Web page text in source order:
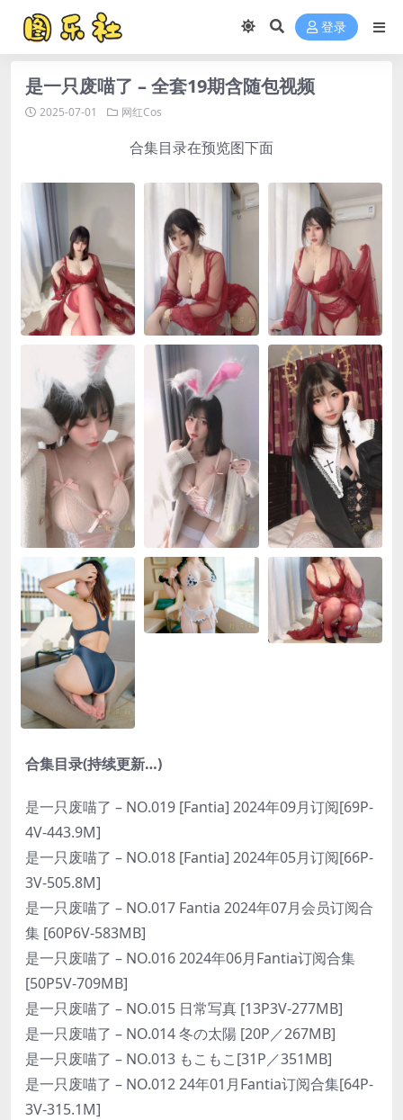
登录
是一只废喵了 – 全套19期含随包视频
2025-07-01 网红Cos
合集目录在预览图下面
合集目录(持续更新…)
是一只废喵了 – NO.019 [Fantia] 2024年09月订阅[69P-
4V-443.9M]
是一只废喵了 – NO.018 [Fantia] 2024年05月订阅[66P-
3V-505.8M]
是一只废喵了 – NO.017 Fantia 2024年07月会员订阅合
集 [60P6V-583MB]
是一只废喵了 – NO.016 2024年06月Fantia订阅合集
[50P5V-709MB]
是一只废喵了 – NO.015 日常写真 [13P3V-277MB]
是一只废喵了 – NO.014 冬の太陽 [20P／267MB]
是一只废喵了 – NO.013 もこもこ[31P／351MB]
是一只废喵了 – NO.012 24年01月Fantia订阅合集[64P-
3V-315.1M]